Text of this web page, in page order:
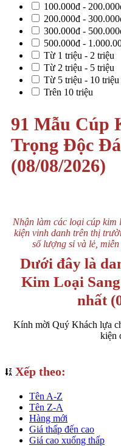
100.000đ -
200.000đ -
300.000đ -
500.000đ -
Từ 1 triệu - 2 triệu
Từ 2 triệu - 5 triệu
Từ 5 triệu - 10 triệu
Trên 10 triệu
91 Mẫu Cúp
Trọng Độc
(08/08/2026)
Nhận làm các loại cúp kim
kiện vinh danh trên thị
số lượng sỉ và lẻ,
Dưới đây là
Kim Loại
nhất
Kính mời Quý Khách lựa
kiện
Xếp theo:
Tên A-Z
Tên Z-A
Hàng mới
Giá thấp đến cao
Giá cao xuống thấp